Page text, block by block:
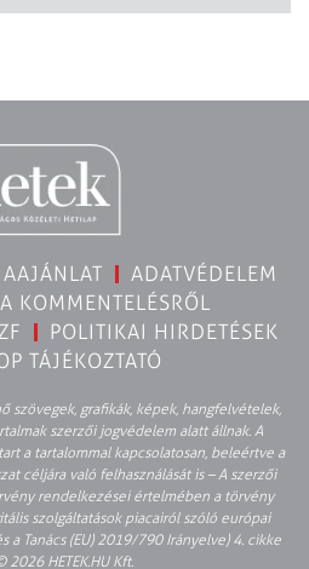
ADATVÉDELEM
KOMMENTELÉSRŐL
POLITIKAI HIRDETÉSEK
TÁJÉKOZTATÓ
szövegek, grafikák, képek, hangfelvételek,
szerzői jogvédelem alatt állnak. A
a tartalommal kapcsolatosan, beleértve a
céljára való felhasználását is – A szerzői
rendelkezései értelmében a törvény
szolgáltatások piacairól szóló európai
a Tanács (EU) 2019/790 Irányelve) 4. cikke
2026 HETEK.HU Kft.